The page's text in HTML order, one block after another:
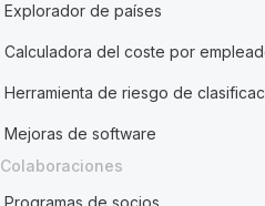
Explorador de países
Calculadora del coste por
Herramienta de riesgo de
Mejoras de software
Colaboraciones
Programas de socios